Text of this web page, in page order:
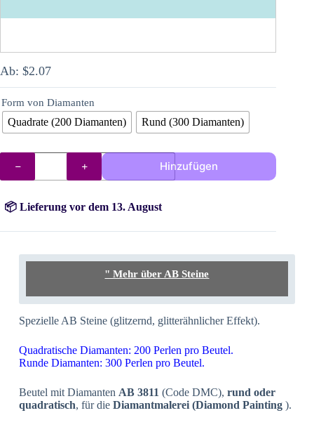
Ab: $2.07
Form von Diamanten
Quadrate (200 Diamanten) Rund (300 Diamanten)
AB
Steine
3811
Hinzufügen
📦 Lieferung vor dem 13. August
" Mehr über AB Steine
Spezielle AB Steine (glitzernd, glitterähnlicher Effekt).
Quadratische Diamanten: 200 Perlen pro Beutel.
Runde Diamanten: 300 Perlen pro Beutel.
Beutel mit Diamanten AB 3811 (Code DMC), rund oder
quadratisch, für die Diamantmalerei (Diamond Painting).